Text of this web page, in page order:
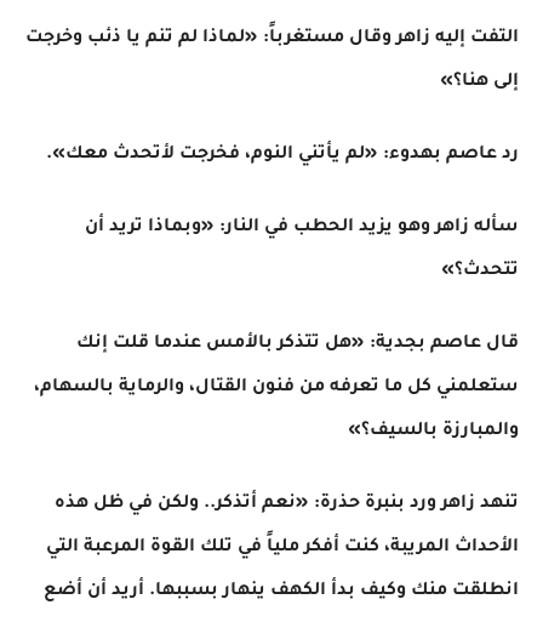
التفت إليه زاهر وقال مستغرباً: «لماذا لم تنم يا ذئب وخرجت
إلى هنا؟»
رد عاصم بهدوء: «لم يأتني النوم، فخرجت لأتحدث معك».
سأله زاهر وهو يزيد الحطب في النار: «وبماذا تريد أن
تتحدث؟»
​قال عاصم بجدية: «هل تتذكر بالأمس عندما قلت إنك
ستعلمني كل ما تعرفه من فنون القتال، والرماية بالسهام،
والمبارزة بالسيف؟»
تنهد زاهر ورد بنبرة حذرة: «نعم أتذكر.. ولكن في ظل هذه
الأحداث المريبة، كنت أفكر ملياً في تلك القوة المرعبة التي
انطلقت منك وكيف بدأ الكهف ينهار بسببها. أريد أن أضع